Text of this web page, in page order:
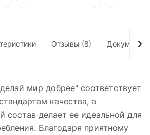
Отзывы (8) Документы
мир добрее" соответствует
качества, а
состав делает ее идеальной для
Благодаря приятному